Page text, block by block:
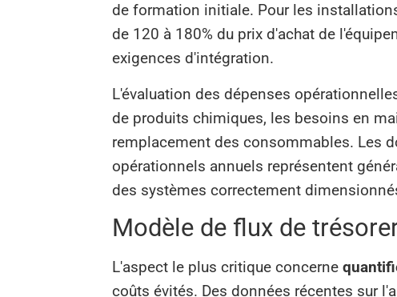
de formation initiale. Pour les
de 120 à 180% du prix d'achat de
exigences d'intégration.
L'évaluation des dépenses
de produits chimiques, les besoins en
remplacement des consommables. Les
opérationnels annuels représentent
des systèmes correctement
Modèle de flux de
L'aspect le plus critique concerne
coûts évités. Des données récentes sur